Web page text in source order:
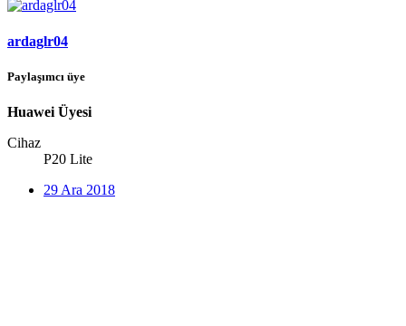
ardaglr04
Paylaşımcı üye
Huawei Üyesi
Cihaz
P20 Lite
29 Ara 2018